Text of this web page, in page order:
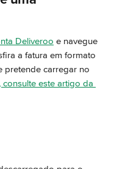
Deliveroo e navegue
a fatura em formato
pretende carregar no
consulte este artigo da